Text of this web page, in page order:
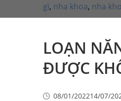
gì, nha khoa, nha
LOẠN
ĐƯỢC
08/01/202214/07/